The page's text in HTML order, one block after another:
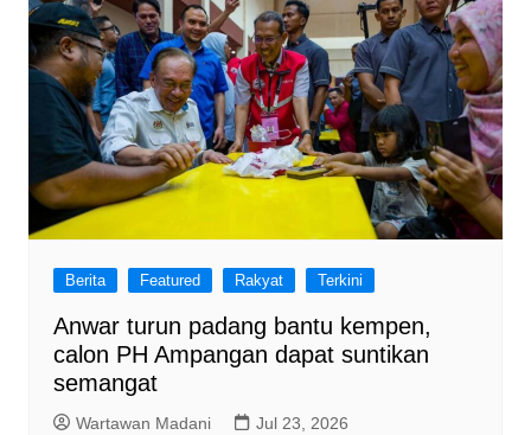
Berita Featured Rakyat Terkini
Anwar turun padang bantu kempen,
calon PH Ampangan dapat suntikan
semangat
Wartawan Madani Jul 23, 2026